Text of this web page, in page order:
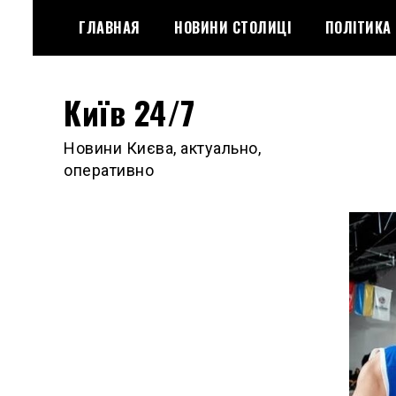
content
ГЛАВНАЯ НОВИНИ СТОЛИЦІ ПОЛІТИКА
Київ 24/7
Новини Києва, актуально,
оперативно